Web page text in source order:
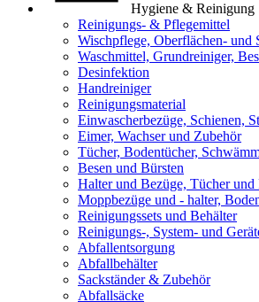
Hygiene & Reinigung
Reinigungs- & Pflegemittel
Wischpflege, Oberflächen- und
Waschmittel, Grundreiniger,
Desinfektion
Handreiniger
Reinigungsmaterial
Einwascherbezüge, Schienen,
Eimer, Wachser und Zubehör
Tücher, Bodentücher,
Besen und Bürsten
Halter und Bezüge, Tücher und
Moppbezüge und - halter,
Reinigungssets und Behälter
Reinigungs-, System- und
Abfallentsorgung
Abfallbehälter
Sackständer & Zubehör
Abfallsäcke